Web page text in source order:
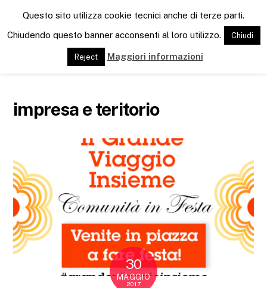
e
n
u
impresa e teritorio
30
MAGGIO
2017
Questo sito utilizza cookie tecnici anche di terze parti.
Chiudendo questo banner acconsenti al loro utilizzo.
Chiudi
Reject Maggiori informazioni